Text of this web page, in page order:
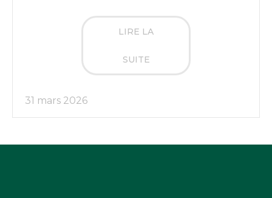
LIRE LA
SUITE
31 mars 2026